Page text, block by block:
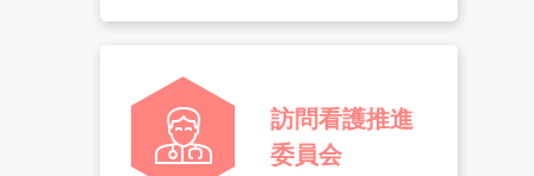
訪問看護推進
委員会